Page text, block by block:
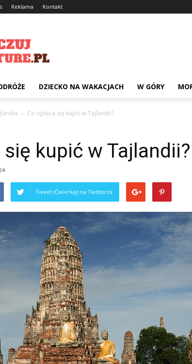
Reklama Kontakt
DZIECKO NA WAKACJACH W GÓRY
Co opłaca się kupić w Tajlandii?
się kupić w Tajlandii?
Tweet (Ćwierkaj) na Twitterze